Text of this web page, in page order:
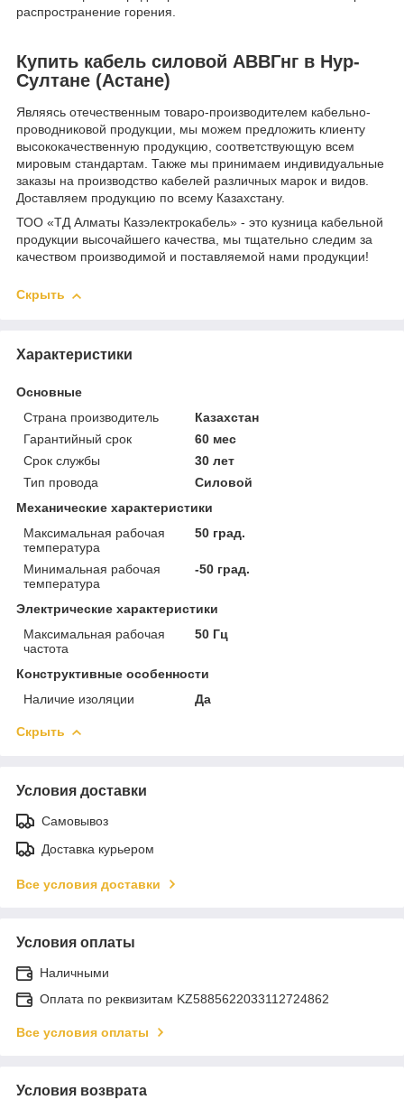
распространение горения.
Купить кабель силовой АВВГнг в Нур-
Султане (Астане)
Являясь отечественным товаро-производителем кабельно-
проводниковой продукции, мы можем предложить клиенту
высококачественную продукцию, соответствующую всем
мировым стандартам. Также мы принимаем индивидуальные
заказы на производство кабелей различных марок и видов.
Доставляем продукцию по всему Казахстану.
ТОО «ТД Алматы Казэлектрокабель» - это кузница кабельной
продукции высочайшего качества, мы тщательно следим за
качеством производимой и поставляемой нами продукции!
Скрыть
Характеристики
Основные
Страна производитель
Казахстан
Гарантийный срок
60 мес
Срок службы
30 лет
Тип провода
Силовой
Механические характеристики
Максимальная рабочая
температура
50 град.
Минимальная рабочая
температура
-50 град.
Электрические характеристики
Максимальная рабочая
частота
50 Гц
Конструктивные особенности
Наличие изоляции
Да
Скрыть
Условия доставки
Самовывоз
Доставка курьером
Все условия доставки
Условия оплаты
Наличными
Оплата по реквизитам KZ5885622033112724862
Все условия оплаты
Условия возврата